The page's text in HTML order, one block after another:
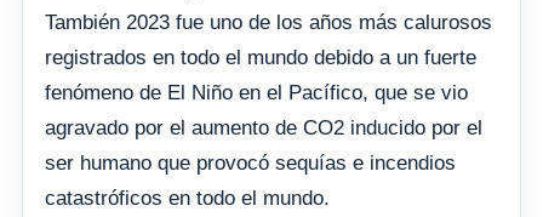
También 2023 fue uno de los años más calurosos
registrados en todo el mundo debido a un fuerte
fenómeno de El Niño en el Pacífico, que se vio
agravado por el aumento de CO2 inducido por el
ser humano que provocó sequías e incendios
catastróficos en todo el mundo.